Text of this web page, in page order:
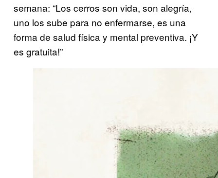
semana: “Los cerros son vida, son alegría,
uno los sube para no enfermarse, es una
forma de salud física y mental preventiva. ¡Y
es gratuita!”